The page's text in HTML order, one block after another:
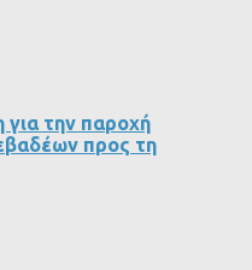
την παροχή
προς τη